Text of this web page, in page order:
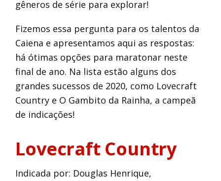
gêneros de série para explorar!
Fizemos essa pergunta para os talentos da
Caiena e apresentamos aqui as respostas:
há ótimas opções para maratonar neste
final de ano. Na lista estão alguns dos
grandes sucessos de 2020, como Lovecraft
Country e O Gambito da Rainha, a campeã
de indicações!
Lovecraft Country
Indicada por: Douglas Henrique,